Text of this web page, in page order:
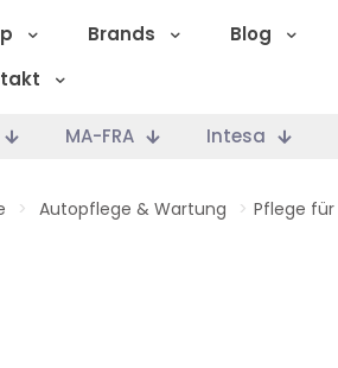
Brands Blog
MA-FRA Intesa
> Autopflege & Wartung > Pflege